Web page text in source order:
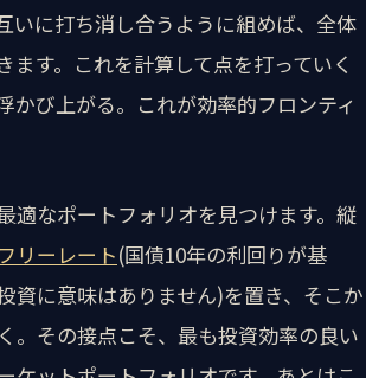
いに打ち消し合うように組めば、全体
ます。これを計算して点を打っていく
かび上がる。これが効率的フロンティ
適なポートフォリオを見つけます。縦
リーレート(国債10年の利回りが基
資に意味はありません)を置き、そこか
。その接点こそ、最も投資効率の良い